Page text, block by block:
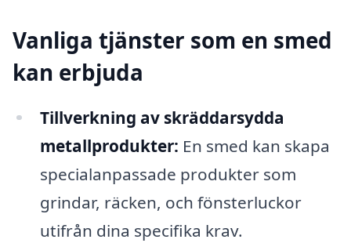
Vanliga tjänster som en smed
kan erbjuda
Tillverkning av skräddarsydda
metallprodukter: En smed kan skapa
specialanpassade produkter som
grindar, räcken, och fönsterluckor
utifrån dina specifika krav.